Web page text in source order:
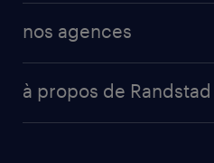
nos agences
à propos de Randstad